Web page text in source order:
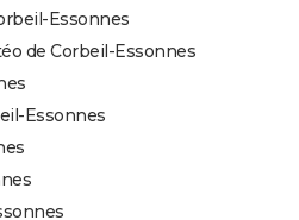
Essonnes
de Corbeil-Essonnes
Essonnes